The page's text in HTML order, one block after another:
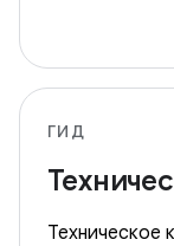
ГИД
Техническое